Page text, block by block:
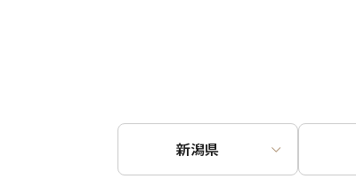
新潟県